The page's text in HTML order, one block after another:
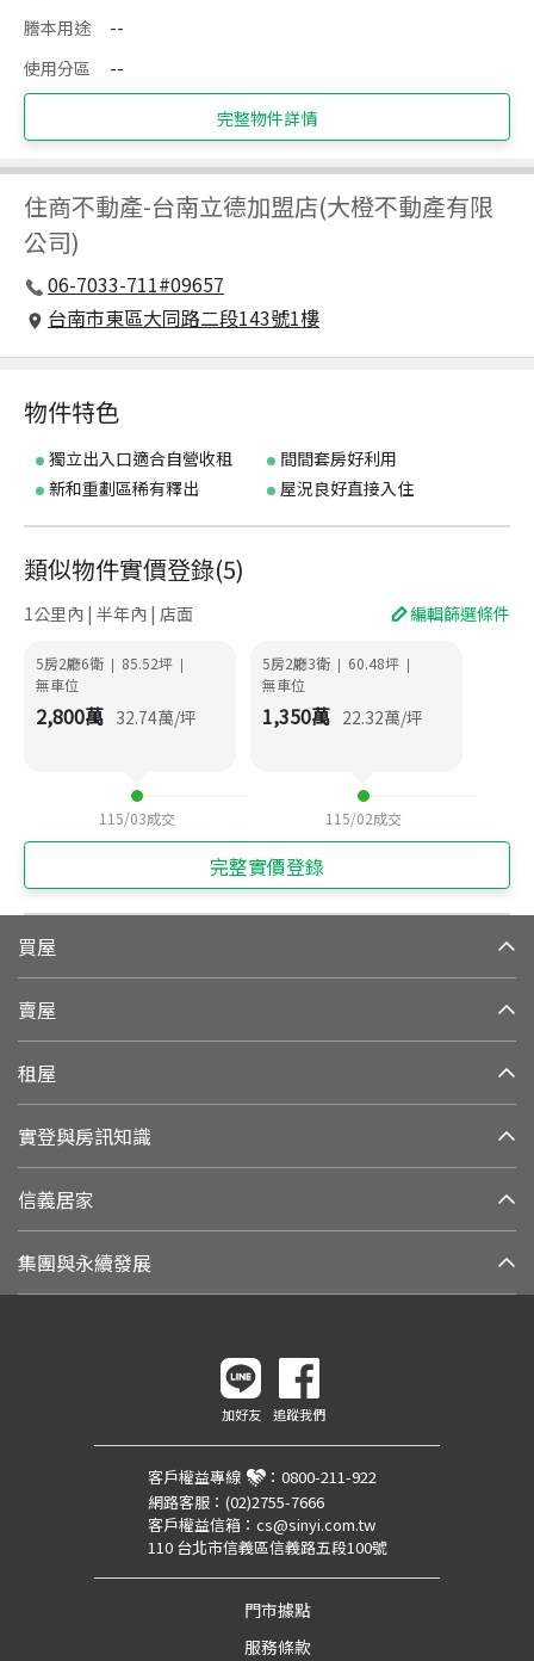
謄本用途
--
使用分區
--
完整物件詳情
住商不動產-台南立德加盟店(大橙不動產有限
公司)
06-7033-711#09657
台南市東區大同路二段143號1樓
物件特色
獨立出入口適合自營收租
間間套房好利用
新和重劃區稀有釋出
屋況良好直接入住
類似物件實價登錄(5)
1公里內 | 半年內 | 店面 編輯篩選條件
5房2廳6衛 | 85.52坪 |
無車位
2,800萬 32.74萬/坪
115/03成交
5房2廳3衛 | 60.48坪 |
無車位
1,350萬 22.32萬/坪
115/02成交
完整實價登錄
買屋
賣屋
租屋
實登與房訊知識
信義居家
集團與永續發展
加好友 追蹤我們
客戶權益專線 ： 0800-211-922
網路客服： (02)2755-7666
客戶權益信箱： cs@sinyi.com.tw
110 台北市信義區信義路五段100號
門市據點
服務條款